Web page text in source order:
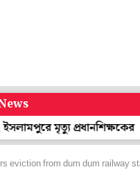
মৃত্যু প্রধানশিক্ষকের
৮
eviction from dum dum railway